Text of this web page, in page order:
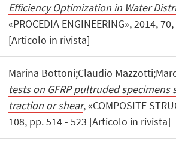
Efficiency Optimization in Water
«PROCEDIA ENGINEERING», 2014,
[Articolo in rivista]
Marina Bottoni;Claudio
tests on GFRP pultruded specimens
traction or shear, «COMPOSITE
108, pp. 514 - 523 [Articolo in rivista]